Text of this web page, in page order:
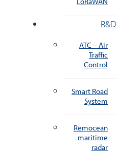
R&D
ATC – Air
Traffic
Control
Smart Road
System
Remocean
maritime
radar